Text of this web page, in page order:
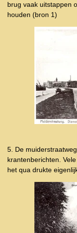
brug vaak uitstappen
houden (bron 1)
5. De
krantenberichten.
het qua drukte